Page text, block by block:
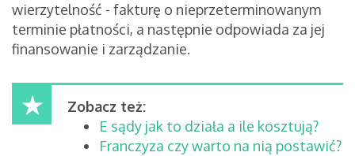
wierzytelność - fakturę o nieprzeterminowanym
terminie płatności, a następnie odpowiada za jej
finansowanie i zarządzanie.
Zobacz też:
E sądy jak to działa a ile kosztują?
Franczyza czy warto na nią postawić?